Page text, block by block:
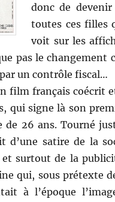
donc de devenir
toutes ces filles
voit sur les
pas le changement
un contrôle fiscal…
film français coécrit
qui signe là son
de 26 ans. Tourné
d’une satire de la
surtout de la
qui, sous prétexte
à l’époque